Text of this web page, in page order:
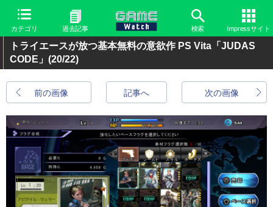
カテゴリ 過去記事 検索 Impressサイト
トライエースが放つ基本無料の意欲作 PS Vita「JUDAS
CODE」 (20/22)
前の画像 次の画像
記事へ